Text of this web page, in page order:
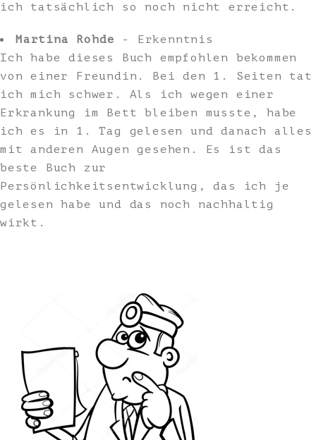
ich tatsächlich so noch nicht erreicht.
Martina Rohde - Erkenntnis
Ich habe dieses Buch empfohlen bekommen
von einer Freundin. Bei den 1. Seiten tat
ich mich schwer. Als ich wegen einer
Erkrankung im Bett bleiben musste, habe
ich es in 1. Tag gelesen und danach alles
mit anderen Augen gesehen. Es ist das
beste Buch zur
Persönlichkeitsentwicklung, das ich je
gelesen habe und das noch nachhaltig
wirkt.